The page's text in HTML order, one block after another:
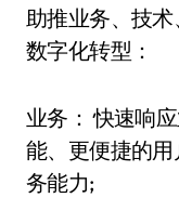
助推业务、技
数字化转型：
业务： 快速响
能、更便捷的
务能力;